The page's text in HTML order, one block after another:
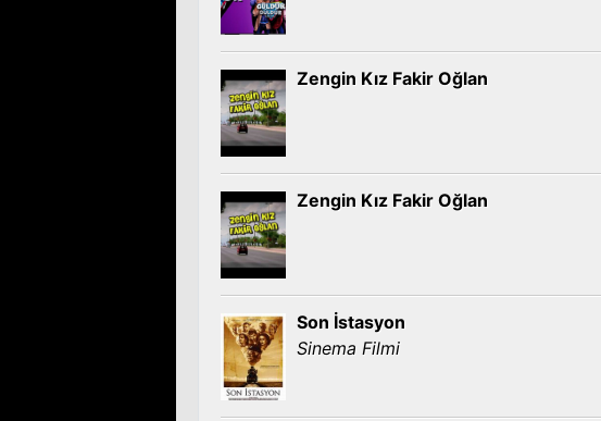
Zengin Kız Fakir Oğlan
Zengin Kız Fakir Oğlan
Son İstasyon
Sinema Filmi